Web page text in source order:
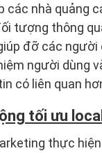
các nhà quảng
tượng thông
đỡ các
người dùng
có liên quan
tối ưu local
thực